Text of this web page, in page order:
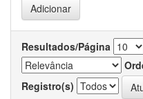
Resultados/Página
Registro(s)